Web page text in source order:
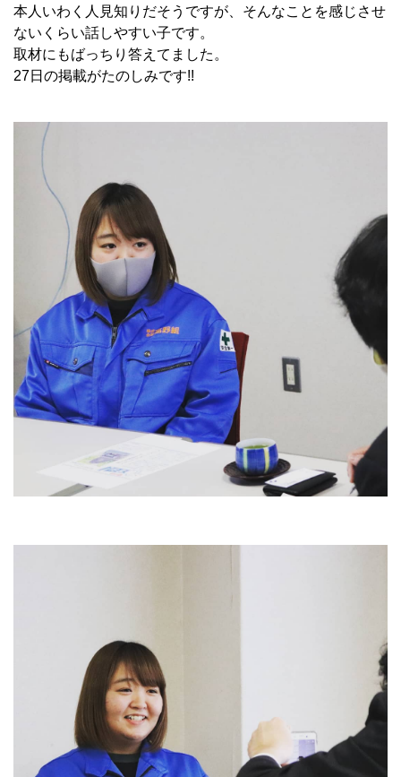
本人いわく人見知りだそうですが、そんなことを感じさせ
ないくらい話しやすい子です。
取材にもばっちり答えてました。
27日の掲載がたのしみです!!